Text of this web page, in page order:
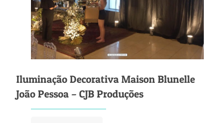
Iluminação Decorativa Maison Blunelle
João Pessoa – CJB Produções